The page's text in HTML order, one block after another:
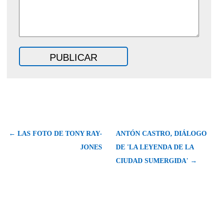
← LAS FOTO DE TONY RAY-
JONES
ANTÓN CASTRO, DIÁLOGO
DE 'LA LEYENDA DE LA
CIUDAD SUMERGIDA' →